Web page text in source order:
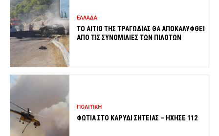
ΕΛΛΑΔΑ
ΤΟ ΑΙΤΙΟ ΤΗΣ ΤΡΑΓΩΔΙΑΣ ΘΑ ΑΠΟΚΑΛΥΦΘΕΙ
ΑΠΟ ΤΙΣ ΣΥΝΟΜΙΛΙΕΣ ΤΩΝ ΠΙΛΟΤΩΝ
ΠΟΛΙΤΙΚΗ
ΦΩΤΙΑ ΣΤΟ ΚΑΡΥΔΙ ΣΗΤΕΙΑΣ – ΗΧΗΣΕ 112